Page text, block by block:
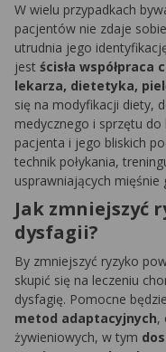
W wielu przypadkach
pacjentów nie zdaje
utrudnia jego
jest ścisła współpraca
lekarza, dietetyka,
się na modyfikacji diety,
medycznego i sprzętu
pacjenta i jego bliskich
technik połykania,
usprawniających
Jak zmniejszyć
dysfagii?
By zmniejszyć ryzyko
skupić się na leczeniu
dysfagię. Pomocne
metod adaptacyjnych,
żywieniowych, w tym